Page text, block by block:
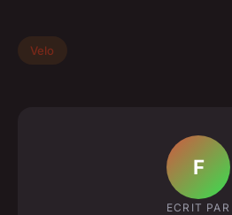
Velo
F
ECRIT PAR